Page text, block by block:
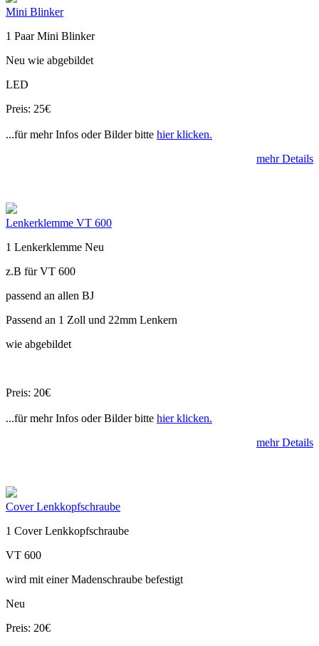
Mini Blinker
1 Paar Mini Blinker
Neu wie abgebildet
LED
Preis: 25€
...für mehr Infos oder Bilder bitte hier klicken.
mehr Details
Lenkerklemme VT 600
1 Lenkerklemme Neu
z.B für VT 600
passend an allen BJ
Passend an 1 Zoll und 22mm Lenkern
wie abgebildet
Preis: 20€
...für mehr Infos oder Bilder bitte hier klicken.
mehr Details
Cover Lenkkopfschraube
1 Cover Lenkkopfschraube
VT 600
wird mit einer Madenschraube befestigt
Neu
Preis: 20€